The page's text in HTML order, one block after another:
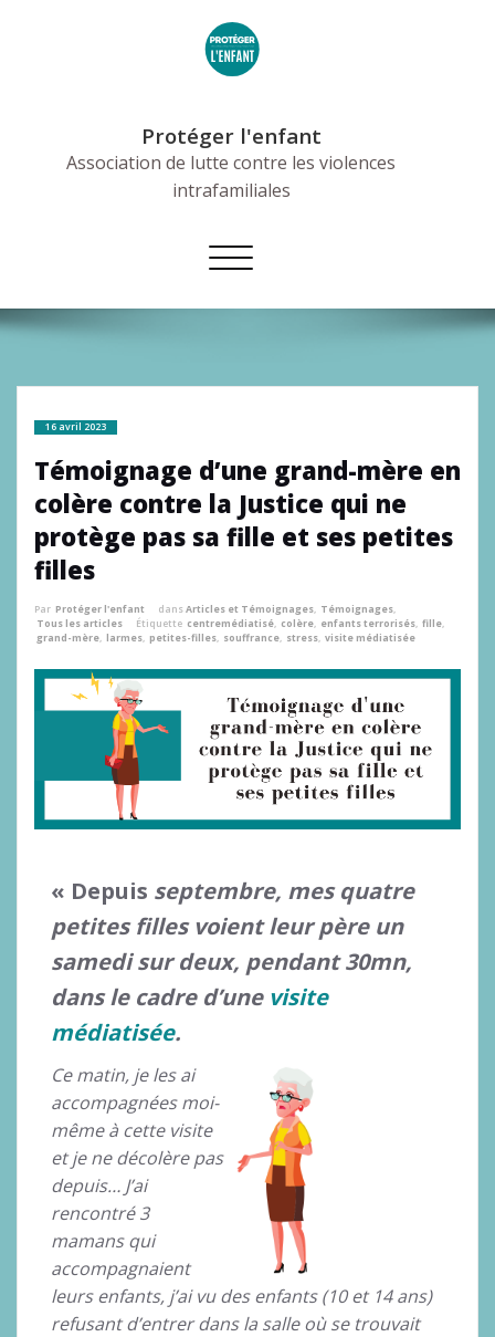
Protéger l'enfant
Association de lutte contre les violences
intrafamiliales
Afficher/masquer
la
16 avril 2023
Témoignage d’une grand-mère en
colère contre la Justice qui ne
protège pas sa fille et ses petites
filles
Par Protéger l'enfant dansArticles et Témoignages, Témoignages,
Tous les articles
Étiquette centremédiatisé, colère, enfants terrorisés, fille,
grand-mère, larmes, petites-filles, souffrance, stress, visite médiatisée
« Depuis septembre, mes quatre
petites filles voient leur père un
samedi sur deux, pendant 30mn,
dans le cadre d’une visite
médiatisée.
Ce matin, je les ai
accompagnées moi-
même à cette visite
et je ne décolère pas
depuis… J’ai
rencontré 3
mamans qui
accompagnaient
leurs enfants, j’ai vu des enfants (10 et 14 ans)
refusant d’entrer dans la salle où se trouvait